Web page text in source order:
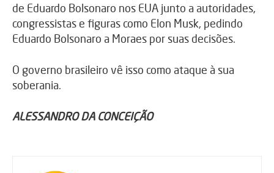
de Eduardo Bolsonaro nos EUA junto a autoridades,
congressistas e figuras como Elon Musk, pedindo
Eduardo Bolsonaro a Moraes por suas decisões.
O governo brasileiro vê isso como ataque à sua
soberania.
ALESSANDRO DA CONCEIÇÃO